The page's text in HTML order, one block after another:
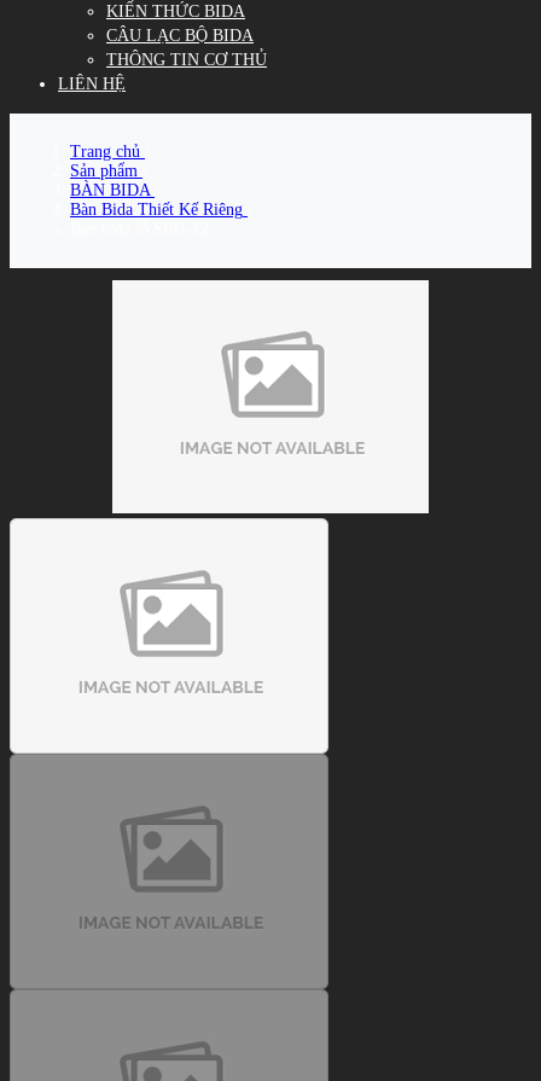
KIẾN THỨC BIDA
CÂU LẠC BỘ BIDA
THÔNG TIN CƠ THỦ
LIÊN HỆ
Trang chủ
Sản phẩm
BÀN BIDA
Bàn Bida Thiết Kế Riêng